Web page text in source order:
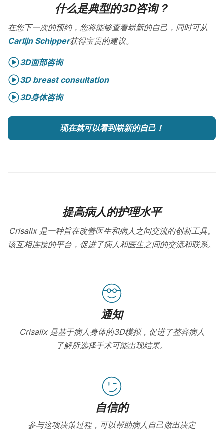
什么是典型的3D咨询？
在您下一次的预约，您将能够查看崭新的自己，同时可从
Carlijn Schipper获得宝贵的建议。
3D面部咨询
3D breast consultation
3D身体咨询
现在就可以看到崭新的自己！
提高病人的护理水平
Crisalix 是一种旨在改善医生和病人之间交流的创新工具。
该互相连接的平台，促进了病人和医生之间的交流和联系。
通知
Crisalix 是基于病人身体的3D模拟，促进了整容病人
了解所选择手术可能出现结果。
自信的
参与这项决策过程，可以帮助病人自己做出决定